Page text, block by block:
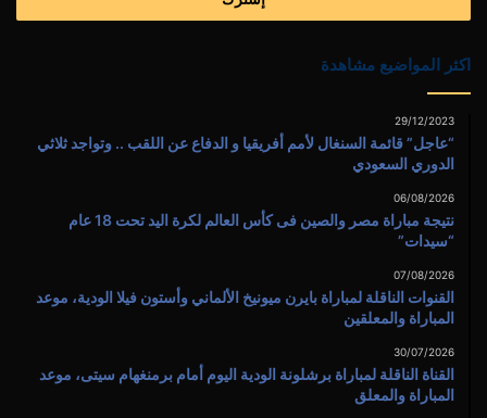
اكثر المواضيع مشاهدة
29/12/2023
“عاجل” قائمة السنغال لأمم أفريقيا و الدفاع عن اللقب .. وتواجد ثلاثي
الدوري السعودي
06/08/2026
نتيجة مباراة مصر والصين فى كأس العالم لكرة اليد تحت 18 عام
“سيدات”
07/08/2026
القنوات الناقلة لمباراة بايرن ميونيخ الألماني وأستون فيلا الودية، موعد
المباراة والمعلقين
30/07/2026
القناة الناقلة لمباراة برشلونة الودية اليوم أمام برمنغهام سيتى، موعد
المباراة والمعلق